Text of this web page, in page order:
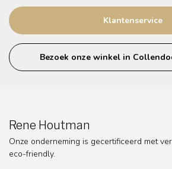
Klantenservice
Bezoek onze winkel in
Rene Houtman
Onze onderneming is gecertificeerd met
eco-friendly.